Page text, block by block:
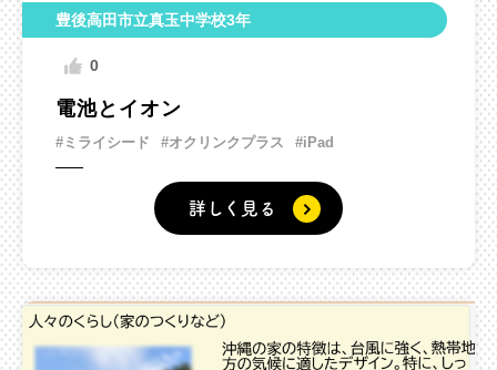
豊後高田市立真玉中学校3年
0
電池とイオン
#ミライシード #オクリンクプラス #iPad
詳しく見る